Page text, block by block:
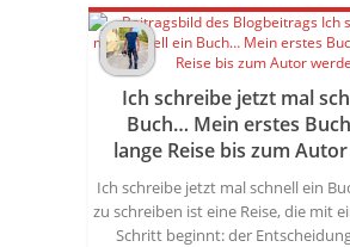
Ich schreibe jetzt mal
Buch… Mein erstes
lange Reise bis zum
Ich schreibe jetzt mal schnell ein
zu schreiben ist eine Reise, die mit
Schritt beginnt: der